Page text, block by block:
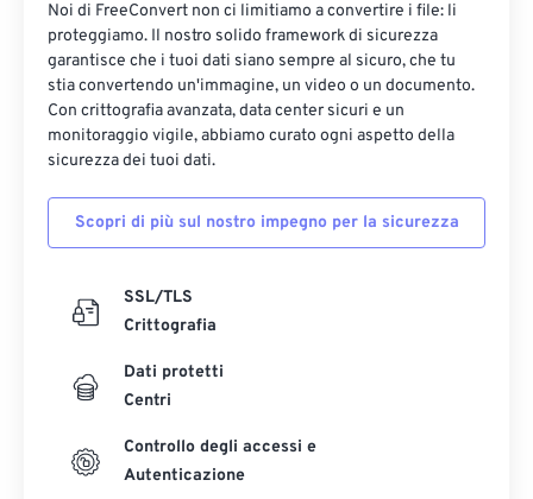
Noi di FreeConvert non ci limitiamo a convertire i file: li
proteggiamo. Il nostro solido framework di sicurezza
garantisce che i tuoi dati siano sempre al sicuro, che tu
stia convertendo un'immagine, un video o un documento.
Con crittografia avanzata, data center sicuri e un
monitoraggio vigile, abbiamo curato ogni aspetto della
sicurezza dei tuoi dati.
Scopri di più sul nostro impegno per la sicurezza
SSL/TLS
Crittografia
Dati protetti
Centri
Controllo degli accessi e
Autenticazione